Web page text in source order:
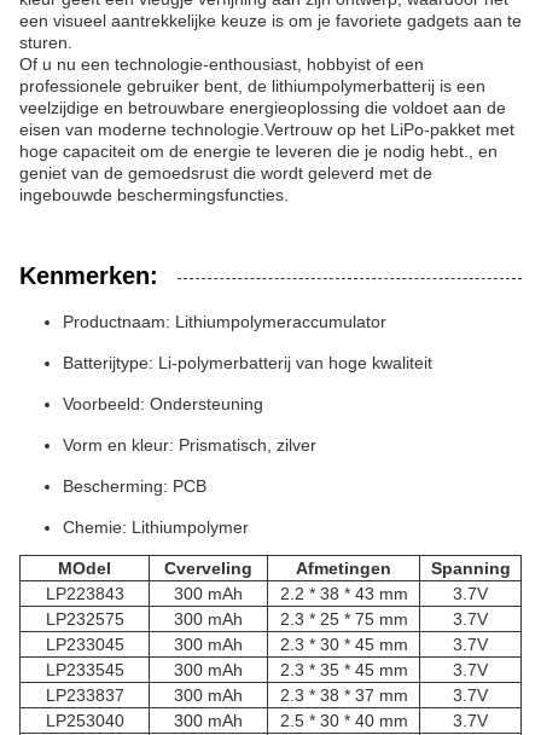
een visueel aantrekkelijke keuze is om je favoriete gadgets aan te
sturen.
Of u nu een technologie-enthousiast, hobbyist of een
professionele gebruiker bent, de lithiumpolymerbatterij is een
veelzijdige en betrouwbare energieoplossing die voldoet aan de
eisen van moderne technologie.Vertrouw op het LiPo-pakket met
hoge capaciteit om de energie te leveren die je nodig hebt., en
geniet van de gemoedsrust die wordt geleverd met de
ingebouwde beschermingsfuncties.
Kenmerken:
Productnaam: Lithiumpolymeraccumulator
Batterijtype: Li-polymerbatterij van hoge kwaliteit
Voorbeeld: Ondersteuning
Vorm en kleur: Prismatisch, zilver
Bescherming: PCB
Chemie: Lithiumpolymer
MOdel Cverveling Afmetingen
Spanning
LP223843
300 mAh 2.2 * 38 * 43 mm
3.7V
LP232575
300 mAh 2.3 * 25 * 75 mm
3.7V
LP233045
300 mAh 2.3 * 30 * 45 mm
3.7V
LP233545
300 mAh 2.3 * 35 * 45 mm
3.7V
LP233837
300 mAh 2.3 * 38 * 37 mm
3.7V
LP253040
300 mAh 2.5 * 30 * 40 mm
3.7V